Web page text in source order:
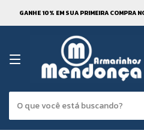
GANHE 10% EM SUA PRIMEIRA COMPRA